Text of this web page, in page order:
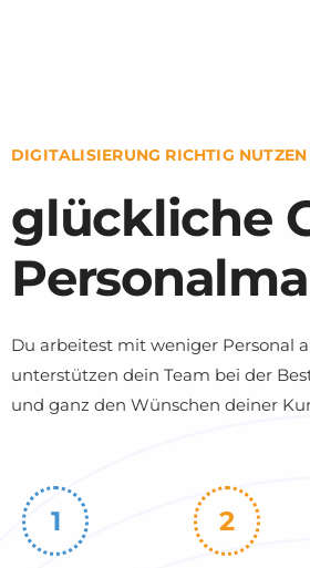
DIGITALISIERUNG RICHTIG NUTZEN
glückliche
Du arbeitest mit weniger Personal
unterstützen dein Team bei der
und ganz den Wünschen deiner
1 2